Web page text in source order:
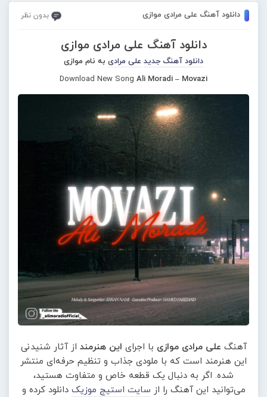
دانلود آهنگ علی مرادی موازی بدون نظر
دانلود آهنگ علی مرادی موازی
دانلود آهنگ جدید علی مرادی به نام موازی
Download New Song Ali Moradi – Movazi
آهنگ علی مرادی موازی با اجرای این هنرمند از آثار شنیدنی
این هنرمند است که با ملودی جذاب و تنظیم حرفه‌ای منتشر
شده. اگر به دنبال یک قطعه خاص و متفاوت هستید،
می‌توانید این آهنگ را از سایت استیج موزیک دانلود کرده و